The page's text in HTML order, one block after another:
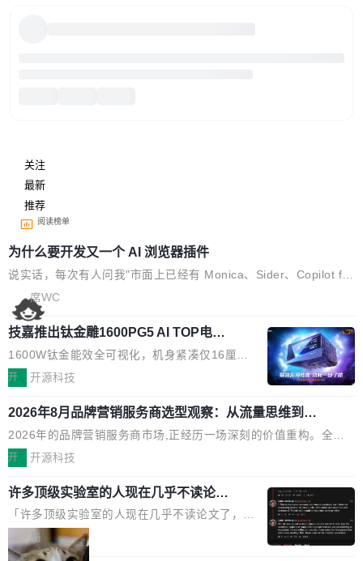
关注
最新
推荐
阅读榜单
为什么要开发又一个 AI 浏览器插件
说实话，每次有人问我"市面上已经有 Monica、Sider、Copilot for
Chrome 这些 AI 浏览器插件了，你为什么还要再做一个"，我都觉
得这个问题问得好。 因为我自己也是从用户变成开发者的。 现有
产品的天花板 我用过不少 AI 浏览器插件。刚开始觉得都挺好——
选中一段文字，弹出解释；写邮件时帮你润色；看英文网页给你翻
译摘要。但用久了你会发现，它们本质上都是同一类东西：一个带
模型，再返回一段回答。仅此而已。 这当然有用，但总觉得差点意
思。比如我在一个后台管理系统里，需要填50个表单字段，每个字
段还有联动逻辑；比如我想...
席WC
技嘉推出钛金雕1600PG5 AI TOP电
源：为发烧级主机与本地AI算力打造旗
舰供电方案
1600W钛金能效全可视化，机身紧凑仅16厘米
继2026台北电脑展首度亮相后，技嘉科技近日正
电源专为发烧级DIY主机与本地AI算力平台打
造，整机长度仅16厘米，提供1600W额定功率
与80PLUS钛金能效；支持ATX 3.1与PCIe 5.1
规范，结合服务器级元件、完善供电线材与内置
实时LCD监控屏，可充分满足当下高阶PC主机
的严苛使用需求。 澎湃功率，紧凑机身 钛金雕1
600PG5 AI TOP具备强悍输出功率，同时实现
机身尺寸大幅精简。整机长度仅16厘米，属于同
开 开源科技
2026年8月品牌营销服务商选型观察：从流量思维到品
牌资产思维的范式转移
2026年的品牌营销服务商市场,正经历一场深刻的价值重构。全球
全案品牌代理机构市场从2025年的83.1亿美元增长至2026年的86.
字广告与公共关系相关服务市场更是从2025年的8463亿美元扩张
至2026年的8763亿美元。数字的背后是一个清晰的事实——品牌
对专业化营销服务的需求从未如此迫切。 但市场扩容的同时,服务
商的竞争逻辑正在改变。2026年TopAgency年度合辑的观察指出,
开 开源科技
许多顶级实验室的人现在几乎不读论文
了
「许多顶级实验室的人现在几乎不读论文了，而
且他们认为 ICLR/ICML/NeurIPS 充斥着大量过
度宣传和欺诈。」 OpenAI 研究员 Keller Jorda
局